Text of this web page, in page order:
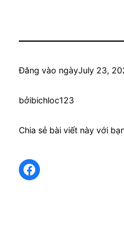
Đăng vào ngàyJuly 23,
bởibichloc123
Chia sẻ bài viết này với
Share on Facebook